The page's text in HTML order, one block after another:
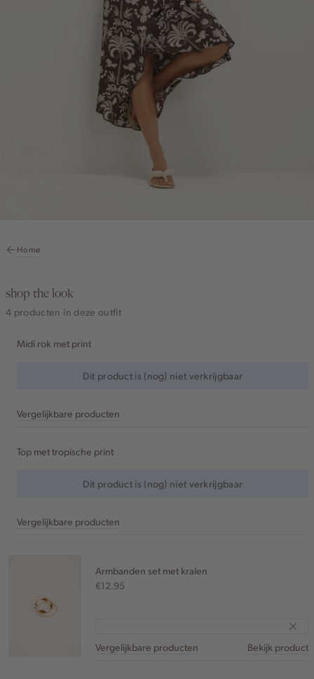
Home
shop the look
4 producten in deze outfit
Midi rok met print
Dit product is (nog) niet verkrijgbaar
Vergelijkbare producten
Top met tropische print
Dit product is (nog) niet verkrijgbaar
Vergelijkbare producten
Armbanden set met kralen
€12.95
Vergelijkbare producten Bekijk product